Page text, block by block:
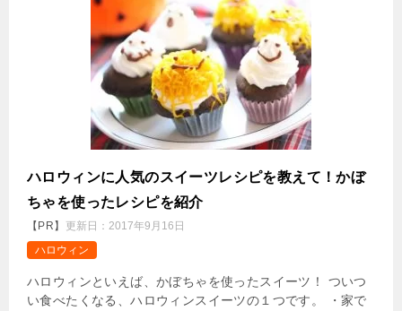
ハロウィンに人気のスイーツレシピを教えて！かぼ
ちゃを使ったレシピを紹介
【PR】 更新日： 2017年9月16日
ハロウィン
ハロウィンといえば、かぼちゃを使ったスイーツ！ ついつ
い食べたくなる、ハロウィンスイーツの１つです。 ・家で